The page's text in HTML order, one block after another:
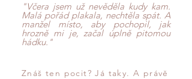
"Včera jsem už nevěděla kudy kam.
Malá pořád plakala, nechtěla spát. A
manžel místo, aby pochopil, jak
hrozně mi je, začal úplně pitomou
hádku."​​​​​
Znáš ten pocit? Já taky. A právě